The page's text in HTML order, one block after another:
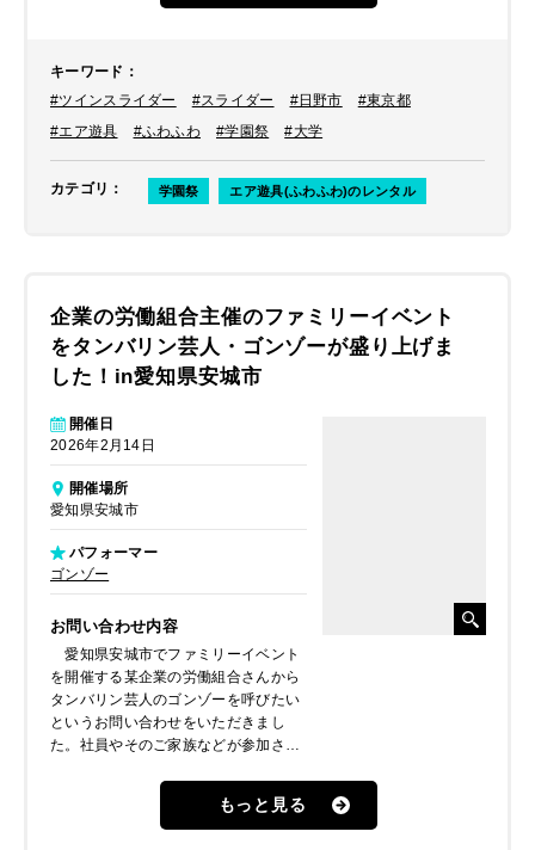
キーワード ：
#ツインスライダー
#スライダー #日野市
#東京都
#エア遊具
#ふわふわ #学園祭 #大学
カテゴリ ： 学園祭 エア遊具(ふわふわ)のレンタル
企業の労働組合主催のファミリーイベント
をタンバリン芸人・ゴンゾーが盛り上げま
した！in愛知県安城市
開催日
2026年2月14日
開催場所
愛知県安城市
パフォーマー
ゴンゾー
お問い合わせ内容
愛知県安城市でファミリーイベント
を開催する某企業の労働組合さんから
タンバリン芸人のゴンゾーを呼びたい
というお問い合わせをいただきまし
た。社員やそのご家族などが参加され
アトラクションとしてパフォーマンス
をしてほしいとのことでした。年代問
もっと見る